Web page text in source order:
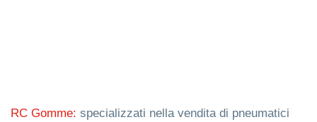
RC Gomme: specializzati nella vendita di pneumatici